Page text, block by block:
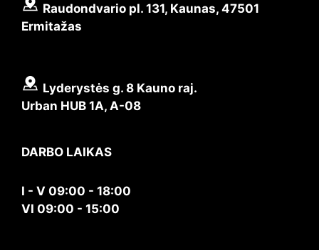
Raudondvario pl. 131, Kaunas, 47501
Ermitažas
Lyderystės g. 8 Kauno raj.
Urban HUB 1A, A-08
DARBO LAIKAS
I - V 09:00 - 18:00
VI 09:00 - 15:00